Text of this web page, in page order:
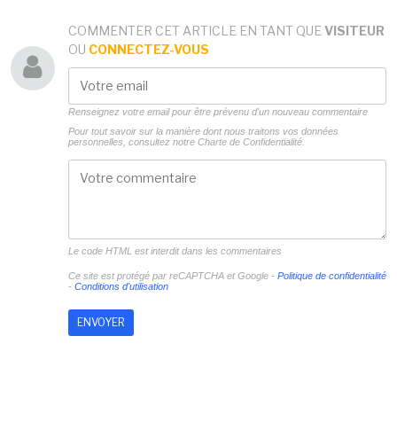
COMMENTER CET ARTICLE EN TANT QUE VISITEUR
OU CONNECTEZ-VOUS
Renseignez votre email pour être prévenu d'un nouveau commentaire
Pour tout savoir sur la manière dont nous traitons vos données
personnelles, consultez notre Charte de Confidentialité.
Le code HTML est interdit dans les commentaires
Ce site est protégé par reCAPTCHA et Google - Politique de confidentialité
- Conditions d'utilisation